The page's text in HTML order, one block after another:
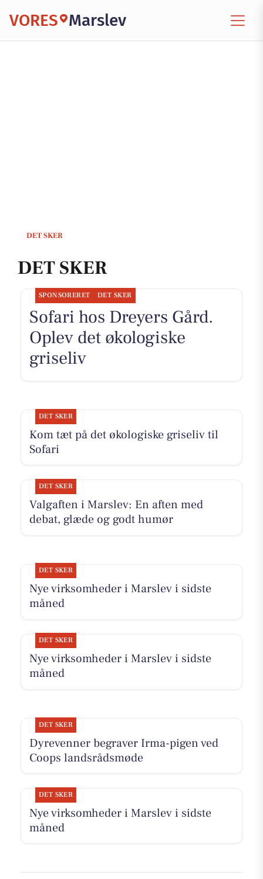
VORES Marslev
DET SKER
DET SKER
SPONSORERET DET SKER
Sofari hos Dreyers Gård.
Oplev det økologiske
griseliv
DET SKER
Kom tæt på det økologiske griseliv til
Sofari
DET SKER
Valgaften i Marslev: En aften med
debat, glæde og godt humør
DET SKER
Nye virksomheder i Marslev i sidste
måned
DET SKER
Nye virksomheder i Marslev i sidste
måned
DET SKER
Dyrevenner begraver Irma-pigen ved
Coops landsrådsmøde
DET SKER
Nye virksomheder i Marslev i sidste
måned